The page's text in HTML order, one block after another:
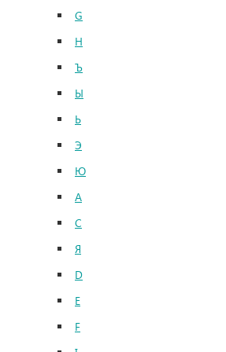
G
H
Ъ
Ы
Ь
Э
Ю
A
C
Я
D
E
F